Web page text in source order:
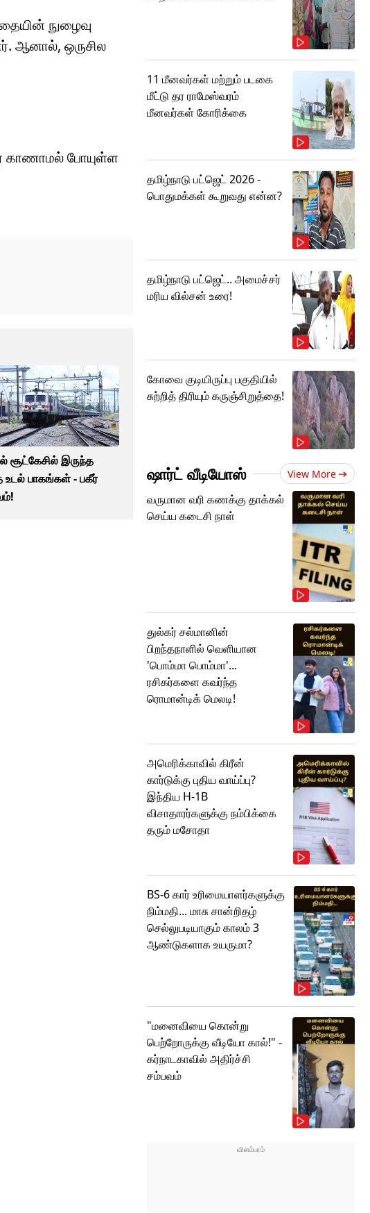
நுழைவு
ஆனால், ஒருசில
காணாமல் போயுள்ள
சூட்கேசில் இருந்த
உடல் பாகங்கள் - பகீர்
11 மீனவர்கள் மற்றும் படகை
மீட்டு தர ராமேஸ்வரம்
மீனவர்கள் கோரிக்கை
தமிழ்நாடு பட்ஜெட் 2026 -
பொதுமக்கள் கூறுவது என்ன?
தமிழ்நாடு பட்ஜெட்.. அமைச்சர்
மரிய வில்சன் உரை!
கோவை குடியிருப்பு பகுதியில்
சுற்றித் திரியும் கருஞ்சிறுத்தை!
ஷார்ட் வீடியோஸ் View More
வருமான வரி கணக்கு தாக்கல்
செய்ய கடைசி நாள்
துல்கர் சல்மானின்
பிறந்தநாளில் வெளியான
'பொம்மா பொம்மா'...
ரசிகர்களை கவர்ந்த
ரொமான்டிக் மெலடி!
அமெரிக்காவில் கிரீன்
கார்டுக்கு புதிய வாய்ப்பு?
இந்திய H-1B
விசாதாரர்களுக்கு நம்பிக்கை
தரும் மசோதா
BS-6 கார் உரிமையாளர்களுக்கு
நிம்மதி... மாசு சான்றிதழ்
செல்லுபடியாகும் காலம் 3
ஆண்டுகளாக உயருமா?
"மனைவியை கொன்று
பெற்றோருக்கு வீடியோ கால்!" -
கர்நாடகாவில் அதிர்ச்சி
சம்பவம்